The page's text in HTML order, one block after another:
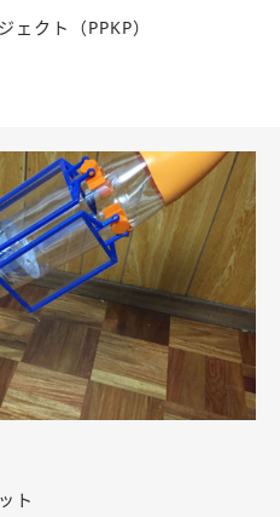
ェクト（PPKP）
ト